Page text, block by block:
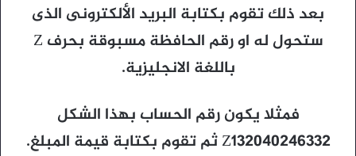
بعد ذلك تقوم بكتابة البريد الألكترونى الذى
ستحول له او رقم الحافظة مسبوقة بحرف Z
باللغة الانجليزية.
فمثلا يكون رقم الحساب بهذا الشكل
Z132040246332 ثم تقوم بكتابة قيمة المبلغ.